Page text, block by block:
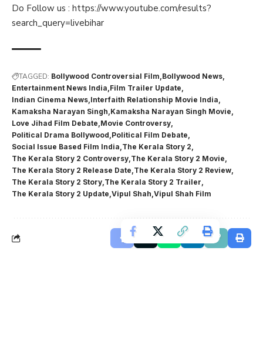
Do Follow us : https://www.youtube.com/results?
search_query=livebihar
TAGGED: Bollywood Controversial Film Bollywood News
Entertainment News India Film Trailer Update
Indian Cinema News Interfaith Relationship Movie India
Kamaksha Narayan Singh Kamaksha Narayan Singh Movie
Love Jihad Film Debate Movie Controversy
Political Drama Bollywood Political Film Debate
Social Issue Based Film India The Kerala Story 2
The Kerala Story 2 Controversy The Kerala Story 2 Movie
The Kerala Story 2 Release Date The Kerala Story 2 Review
The Kerala Story 2 Story The Kerala Story 2 Trailer
The Kerala Story 2 Update Vipul Shah Vipul Shah Film